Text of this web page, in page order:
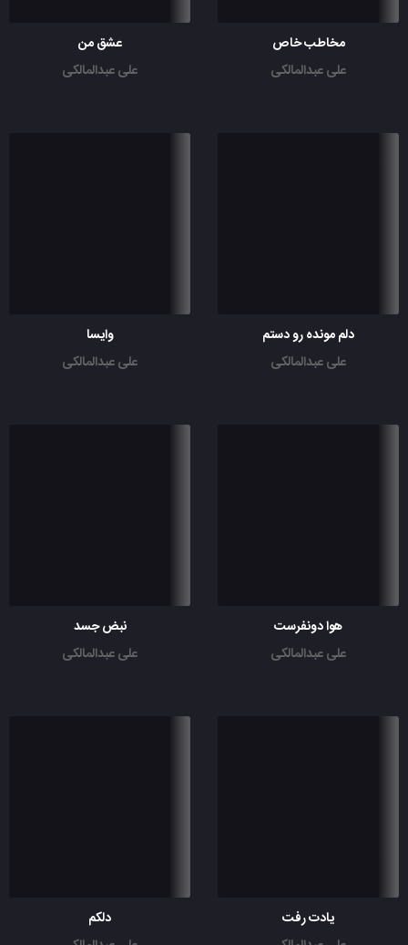
مخاطب خاص
علی عبدالمالکی
عشق من
علی عبدالمالکی
دلم مونده رو دستم
علی عبدالمالکی
وایسا
علی عبدالمالکی
هوا دونفرست
علی عبدالمالکی
نبض جسد
علی عبدالمالکی
یادت رفت
دلکم